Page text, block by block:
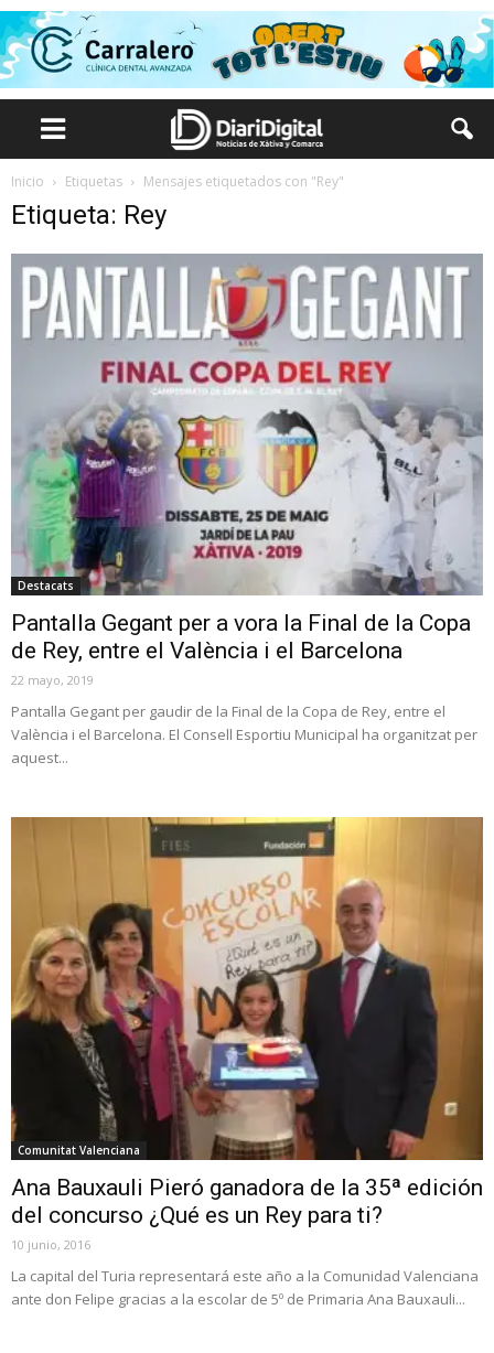
Inicio Etiquetas Mensajes etiquetados con "Rey"
Etiqueta: Rey
Destacats
Pantalla Gegant per a vora la Final de la Copa
de Rey, entre el València i el Barcelona
22 mayo, 2019
Pantalla Gegant per gaudir de la Final de la Copa de Rey, entre el
València i el Barcelona. El Consell Esportiu Municipal ha organitzat per
aquest...
Comunitat Valenciana
Ana Bauxauli Pieró ganadora de la 35ª edición
del concurso ¿Qué es un Rey para ti?
10 junio, 2016
La capital del Turia representará este año a la Comunidad Valenciana
ante don Felipe gracias a la escolar de 5º de Primaria Ana Bauxauli...